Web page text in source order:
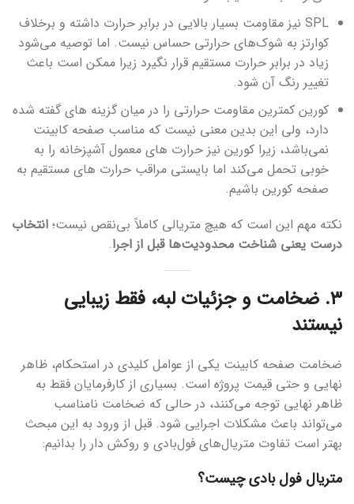
SPL نیز مقاومت بسیار بالایی در برابر حرارت داشته و برخلاف
کوارتز به شوک‌های حرارتی حساس نیست. اما توصیه می‌شود
زیاد در برابر حرارت مستقیم قرار نگیرد زیرا ممکن است باعث
تغییر رنگ آن شود.
کورین کمترین مقاومت حرارتی را در میان گزینه های گفته شده
دارد، ولی این بدین معنی نیست که مناسب صفحه کابینت
نمی‌باشد، زیرا کورین نیز حرارت های معمول آشپزخانه را به
خوبی تحمل می‌کند اما بایستی مراقب حرارت های مستقیم به
صفحه کورین باشیم.
نکته مهم این است که هیچ متریالی کاملاً بی‌نقص نیست؛ انتخاب
درست یعنی شناخت محدودیت‌ها قبل از اجرا.
۳. ضخامت و جزئیات لبه، فقط زیبایی
نیستند
ضخامت صفحه کابینت یکی از عوامل کلیدی در استحکام، ظاهر
نهایی و حتی قیمت پروژه است. بسیاری از کارفرمایان فقط به
ظاهر نهایی توجه می‌کنند، در حالی که ضخامت نامناسب
می‌تواند باعث مشکلات اجرایی شود. قبل از ورود به این مبحث
بهتر است تفاوت متریال‌های فول‌بادی و روکش دار را بدانیم:
متریال فول بادی چیست؟